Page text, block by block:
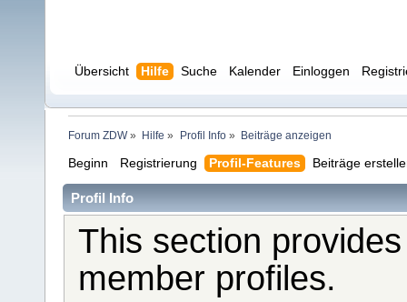
Übersicht Hilfe Suche Kalender Einloggen
Forum ZDW» Hilfe » Profil Info» Beiträge anzeigen
Beginn Registrierung Profil-Features Beiträge
Profil Info
This section
member profiles.